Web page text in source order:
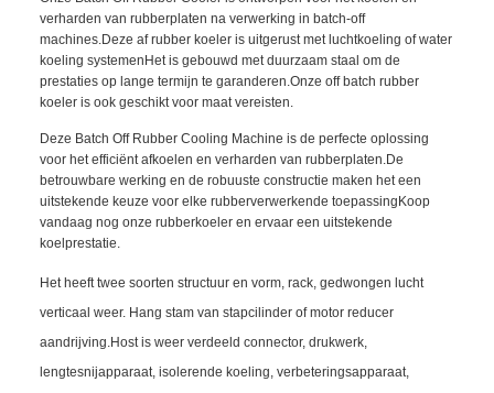
verharden van rubberplaten na verwerking in batch-off
machines.Deze af rubber koeler is uitgerust met luchtkoeling of water
koeling systemenHet is gebouwd met duurzaam staal om de
prestaties op lange termijn te garanderen.Onze off batch rubber
koeler is ook geschikt voor maat vereisten.
Deze Batch Off Rubber Cooling Machine is de perfecte oplossing
voor het efficiënt afkoelen en verharden van rubberplaten.De
betrouwbare werking en de robuuste constructie maken het een
uitstekende keuze voor elke rubberverwerkende toepassingKoop
vandaag nog onze rubberkoeler en ervaar een uitstekende
koelprestatie.
Het heeft twee soorten structuur en vorm, rack, gedwongen lucht
verticaal weer. Hang stam van stapcilinder of motor reducer
aandrijving.Host is weer verdeeld connector, drukwerk,
lengtesnijapparaat, isolerende koeling, verbeteringsapparaat,